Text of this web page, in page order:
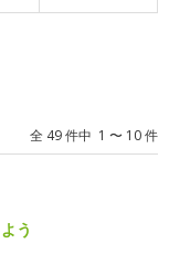
全 49 件中 1 〜 10 件
う